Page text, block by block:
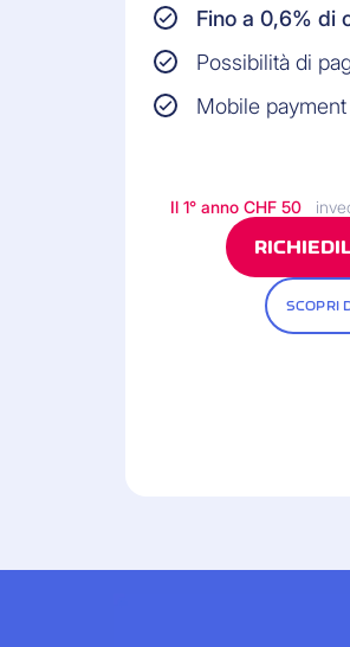
Fino a 0,6% di
Possibilità di
Mobile payment
Il 1° anno CHF 50
SCOPRI